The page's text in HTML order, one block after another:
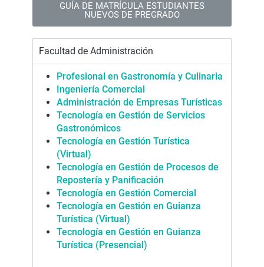
GUÍA DE MATRÍCULA ESTUDIANTES
NUEVOS DE PREGRADO
Facultad de Administración
Profesional en Gastronomía y Culinaria
Ingeniería Comercial
Administración de Empresas Turísticas
Tecnología en Gestión de Servicios
Gastronómicos
Tecnología en Gestión Turística
(Virtual)
Tecnología en Gestión de Procesos de
Repostería y Panificación
Tecnología en Gestión Comercial
Tecnología en Gestión en Guianza
Turística (Virtual)
Tecnología en Gestión en Guianza
Turística (Presencial)